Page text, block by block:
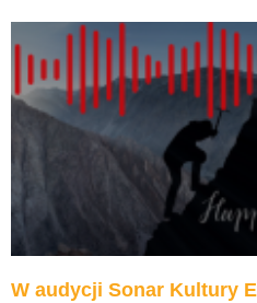
W audycji Sonar Kultury